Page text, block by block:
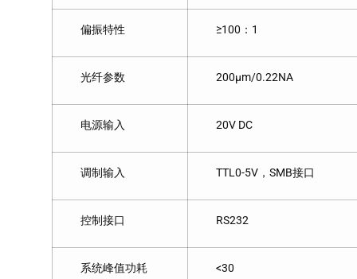
偏振特性 ≥100：1
光纤参数 200μm/0.22NA
电源输入 20V DC
调制输入 TTL0-5V，SMB接口
控制接口 RS232
系统峰值功耗
<30